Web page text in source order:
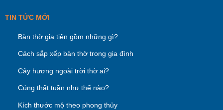
TIN TỨC MỚI
Bàn thờ gia tiên gồm những gì?
Cách sắp xếp bàn thờ trong gia đình
Cây hương ngoài trời thờ ai?
Cúng thất tuần như thế nào?
Kích thước mộ theo phong thủy